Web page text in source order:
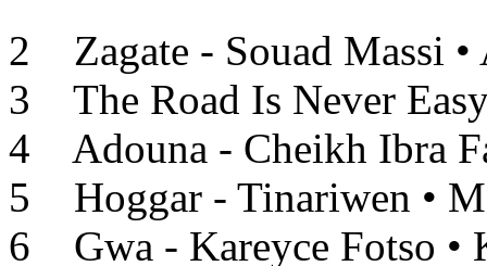
2 Zagate - Souad Massi •
3 The Road Is Never
4 Adouna - Cheikh Ibra
5 Hoggar - Tinariwen •
6 Gwa - Kareyce Fotso •